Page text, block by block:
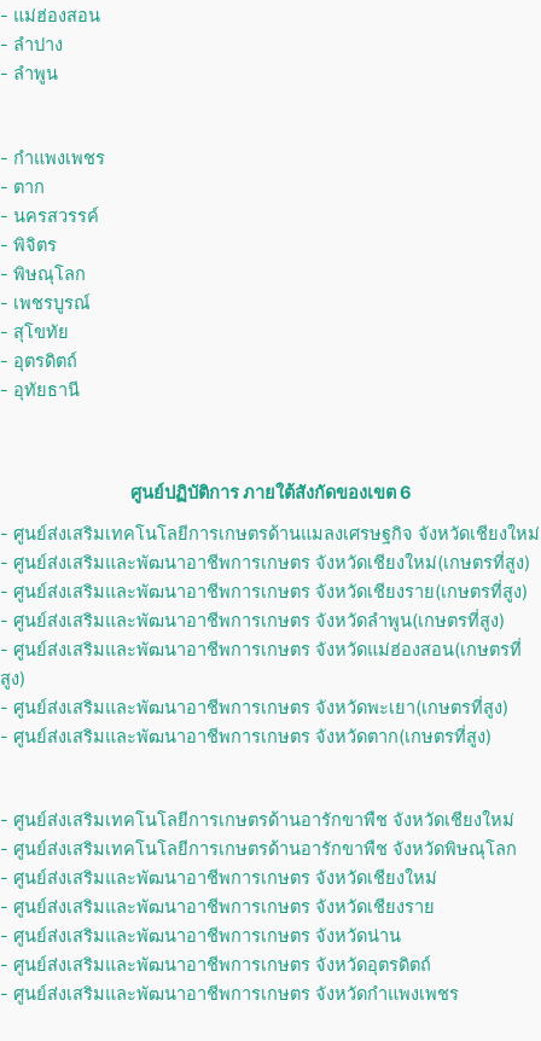
- แม่ฮ่องสอน
- ลำปาง
- ลำพูน
- กำแพงเพชร
- ตาก
- นครสวรรค์
- พิจิตร
- พิษณุโลก
- เพชรบูรณ์
- สุโขทัย
- อุตรดิตถ์
- อุทัยธานี
ศูนย์ปฏิบัติการ ภายใต้สังกัดของเขต 6
- ศูนย์ส่งเสริมเทคโนโลยีการเกษตรด้านแมลงเศรษฐกิจ จังหวัดเชียงใหม่
- ศูนย์ส่งเสริมและพัฒนาอาชีพการเกษตร จังหวัดเชียงใหม่(เกษตรที่สูง)
- ศูนย์ส่งเสริมและพัฒนาอาชีพการเกษตร จังหวัดเชียงราย(เกษตรที่สูง)
- ศูนย์ส่งเสริมและพัฒนาอาชีพการเกษตร จังหวัดลำพูน(เกษตรที่สูง)
- ศูนย์ส่งเสริมและพัฒนาอาชีพการเกษตร จังหวัดแม่ฮ่องสอน(เกษตรที่
สูง)
- ศูนย์ส่งเสริมและพัฒนาอาชีพการเกษตร จังหวัดพะเยา(เกษตรที่สูง)
- ศูนย์ส่งเสริมและพัฒนาอาชีพการเกษตร จังหวัดตาก(เกษตรที่สูง)
- ศูนย์ส่งเสริมเทคโนโลยีการเกษตรด้านอารักขาพืช จังหวัดเชียงใหม่
- ศูนย์ส่งเสริมเทคโนโลยีการเกษตรด้านอารักขาพืช จังหวัดพิษณุโลก
- ศูนย์ส่งเสริมและพัฒนาอาชีพการเกษตร จังหวัดเชียงใหม่
- ศูนย์ส่งเสริมและพัฒนาอาชีพการเกษตร จังหวัดเชียงราย
- ศูนย์ส่งเสริมและพัฒนาอาชีพการเกษตร จังหวัดน่าน
- ศูนย์ส่งเสริมและพัฒนาอาชีพการเกษตร จังหวัดอุตรดิตถ์
- ศูนย์ส่งเสริมและพัฒนาอาชีพการเกษตร จังหวัดกำแพงเพชร